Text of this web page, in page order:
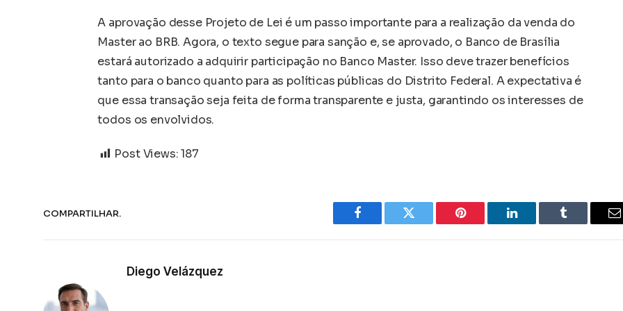
A aprovação desse Projeto de Lei é um passo importante para a realização da venda do
Master ao BRB. Agora, o texto segue para sanção e, se aprovado, o Banco de Brasília
estará autorizado a adquirir participação no Banco Master. Isso deve trazer benefícios
tanto para o banco quanto para as políticas públicas do Distrito Federal. A expectativa é
que essa transação seja feita de forma transparente e justa, garantindo os interesses de
todos os envolvidos.
Post Views: 187
COMPARTILHAR.
Facebook Twitter Pinterest LinkedIn Tumblr
Diego Velázquez